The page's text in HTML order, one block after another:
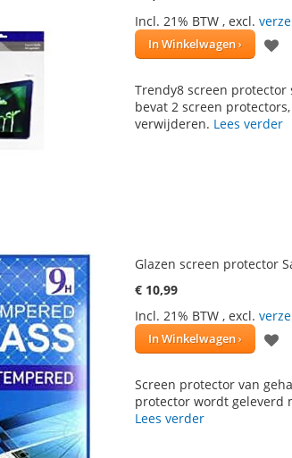
Incl. 21% BTW , excl.
In Winkelwagen
Trendy8 screen protector
bevat 2 screen
verwijderen. Lees verder
Glazen screen protector
€ 10,99
Incl. 21% BTW , excl.
In Winkelwagen
Screen protector van
protector wordt geleverd
Lees verder